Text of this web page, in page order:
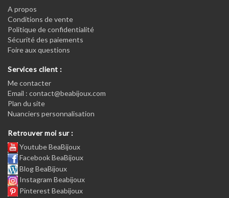
A propos
Conditions de vente
Politique de confidentialité
Sécurité des paiements
Foire aux questions
Services client :
Me contacter
Email : contact@beabijoux.com
Plan du site
Nuanciers personnalisation
Retrouver moi sur :
Youtube BeaBijoux
Facebook BeaBijoux
Blog BeaBijoux
Instagram Beabijoux
Pinterest Beabijoux